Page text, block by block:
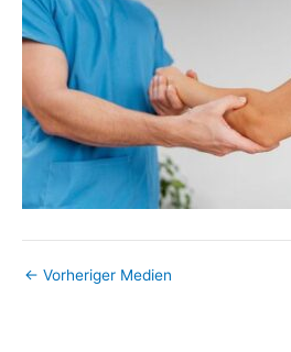
← Vorheriger Medien